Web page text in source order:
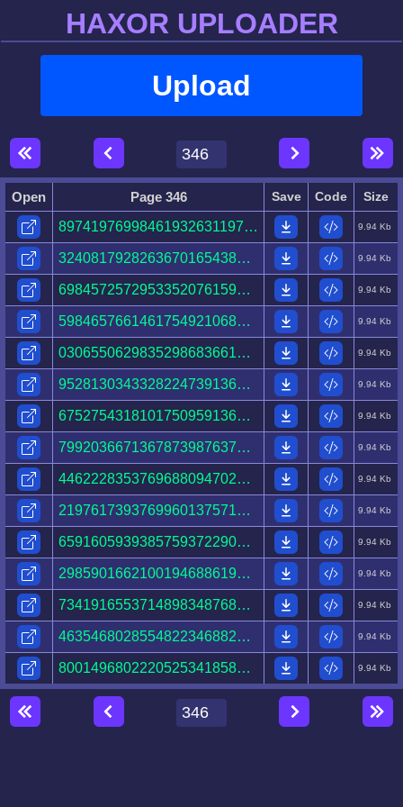
HAXOR UPLOADER
Upload
Open Page 346 Save Code Size
89741976998461932631197844221006362086785222859099.html 9.94 Kb
32408179282636701654385485659701169804438471730869.html 9.94 Kb
69845725729533520761597263103628786678777279605533.html 9.94 Kb
59846576614617549210687293920313880075947444446805.html 9.94 Kb
03065506298352986836614127621179366512276003187258.html 9.94 Kb
95281303433282247391369540514752880856222756865421.html 9.94 Kb
67527543181017509591366583305091430653006101013657.html 9.94 Kb
79920366713678739876370847760801424145629590962864.html 9.94 Kb
44622283537696880947028781728185561247457150467886.html 9.94 Kb
21976173937699601375710938718911955655296119056999.html 9.94 Kb
65916059393857593722908490260900034180126602131835.html 9.94 Kb
29859016621001946886193591290717594876640774942122.html 9.94 Kb
73419165537148983487681775520568980626422284104753.html 9.94 Kb
46354680285548223468822306734308518089221398232299.html 9.94 Kb
80014968022205253418584895788321468125876995219248.html 9.94 Kb